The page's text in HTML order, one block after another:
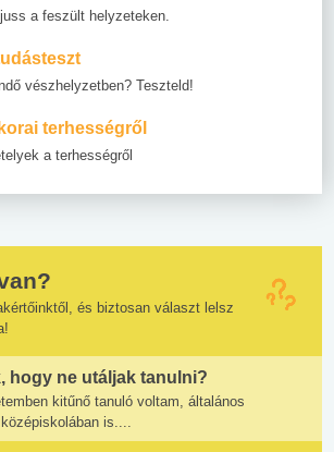
a feszült helyzeteken.
vészhelyzetben? Teszteld!
terhességről
a terhességről
és biztosan választ lelsz
hogy ne utáljak tanulni?
kitűnő tanuló voltam, általános
is....